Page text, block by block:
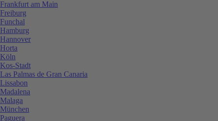
Frankfurt am Main
Freiburg
Funchal
Hamburg
Hannover
Horta
Köln
Kos-Stadt
Las Palmas de Gran Canaria
Lissabon
Madalena
Malaga
München
Paguera